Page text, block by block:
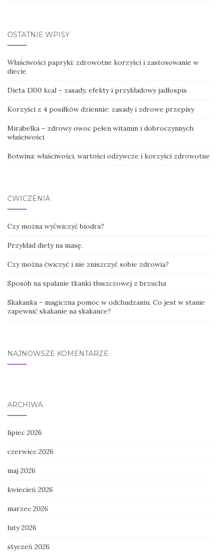
OSTATNIE WPISY
Właściwości papryki: zdrowotne korzyści i zastosowanie w
diecie
Dieta 1300 kcal – zasady, efekty i przykładowy jadłospis
Korzyści z 4 posiłków dziennie: zasady i zdrowe przepisy
Mirabelka – zdrowy owoc pełen witamin i dobroczynnych
właściwości
Botwina: właściwości, wartości odżywcze i korzyści zdrowotne
ĆWICZENIA
Czy można wyćwiczyć biodra?
Przykład diety na masę.
Czy można ćwiczyć i nie zniszczyć sobie zdrowia?
Sposób na spalanie tkanki tłuszczowej z brzucha
Skakanka – magiczna pomoc w odchudzaniu. Co jest w stanie
zapewnić skakanie na skakance?
NAJNOWSZE KOMENTARZE
ARCHIWA
lipiec 2026
czerwiec 2026
maj 2026
kwiecień 2026
marzec 2026
luty 2026
styczeń 2026